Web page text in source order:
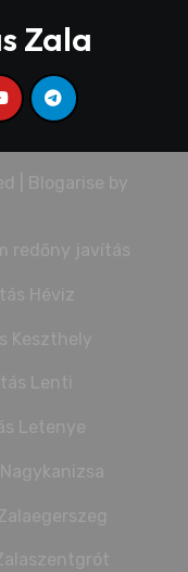
Zala
redőny javítás
Héviz
Keszthely
Lenti
Letenye